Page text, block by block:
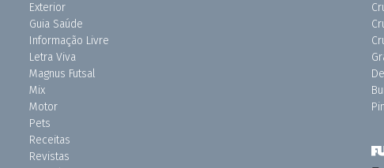
Exterior
Guia Saúde
Informação Livre
Letra Viva
Magnus Futsal
Mix
Motor
Pets
Receitas
Revistas